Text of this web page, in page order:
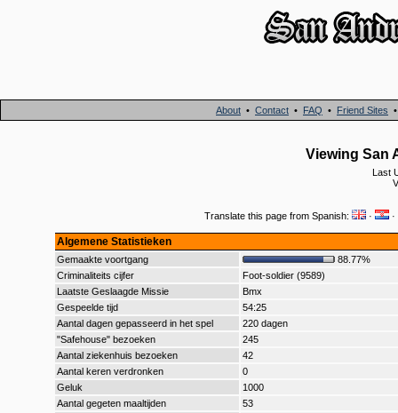
About • Contact • FAQ • Friend Sites
Viewing San
Last
Translate this page from Spanish: · ·
Algemene Statistieken
Gemaakte voortgang
88.77%
Criminaliteits cijfer
Foot-soldier (9589)
Laatste Geslaagde Missie
Bmx
Gespeelde tijd
54:25
Aantal dagen gepasseerd in het spel
220 dagen
"Safehouse" bezoeken
245
Aantal ziekenhuis bezoeken
42
Aantal keren verdronken
0
Geluk
1000
Aantal gegeten maaltijden
53